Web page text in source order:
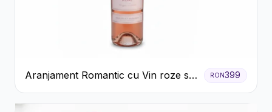
Aranjament Romantic cu Vin roze si
Flori pastel
RON399